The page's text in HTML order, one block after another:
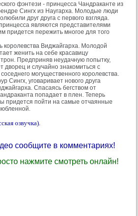
фэнтези - принцесса Чандраканте из
Сингх из Наугарха. Молодые люди
друг друга с первого взгляда.
являются представителями
придется пережить многое для того
королевства Виджайгарха. Молодой
женить на себе красавицу
Предприняв неудачную попытку,
дворец и случайно знакомиться с
могущественного королевства.
Сингх, уговаривает нового друга
Спасаясь бегством от
попадает в плен. Теперь
придется пойти на самые отчаянные
озвучка).
сообщите в комментариях!
нажмите смотреть онлайн!